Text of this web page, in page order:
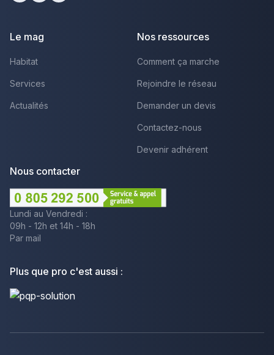
Le mag
Habitat
Services
Actualités
Nos ressources
Comment ça marche
Rejoindre le réseau
Demander un devis
Contactez-nous
Devenir adhérent
Nous contacter
Lundi au Vendredi :
09h - 12h et 14h - 18h
Par mail
Plus que pro c'est aussi :